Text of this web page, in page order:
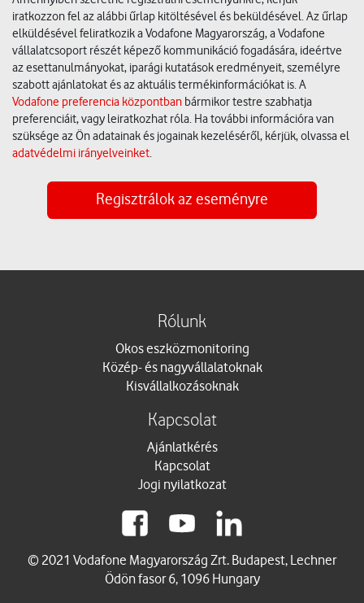
iratkozzon fel az alábbi űrlap kitöltésével és beküldésével. Az űrlap
elküldésével feliratkozik a Vodafone Magyarország, a Vodafone
vállalatcsoport részét képező kommunikáció fogadására, ideértve
az esettanulmányokat, iparági kutatások eredményeit, személyre
szabott ajánlatokat és az aktuális termékinformációkat is. A
Vodafone preferencia központban bármikor testre szabhatja
preferenciáit, vagy leiratkozhat róla. Ha további információra van
szüksége az Ön adatainak és jogainak kezeléséről, kérjük, olvassa el
adatvédelmi irányelveinket.
Regisztrálok az eseményre
Rólunk
Okos eszközmonitoring
Közép- és nagyvállalatoknak
Kisvállalkozásoknak
Kapcsolat
Ajánlatkérés
Kapcsolat
Jogi nyilatkozat
© 2021 Vodafone Magyarország Zrt. Budapest, Lechner
Ödön fasor 6, 1096 Hungary